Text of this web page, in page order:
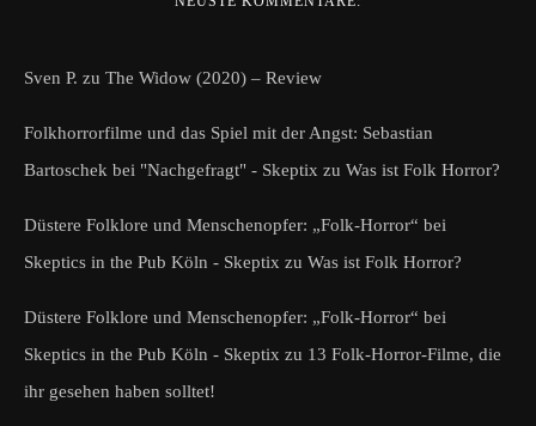
Sven P. zu The Widow (2020) – Review
Folkhorrorfilme und das Spiel mit der Angst: Sebastian
Bartoschek bei "Nachgefragt" - Skeptix zu Was ist Folk Horror?
Düstere Folklore und Menschenopfer: „Folk-Horror“ bei
Skeptics in the Pub Köln - Skeptix zu Was ist Folk Horror?
Düstere Folklore und Menschenopfer: „Folk-Horror“ bei
Skeptics in the Pub Köln - Skeptix zu 13 Folk-Horror-Filme, die
ihr gesehen haben solltet!